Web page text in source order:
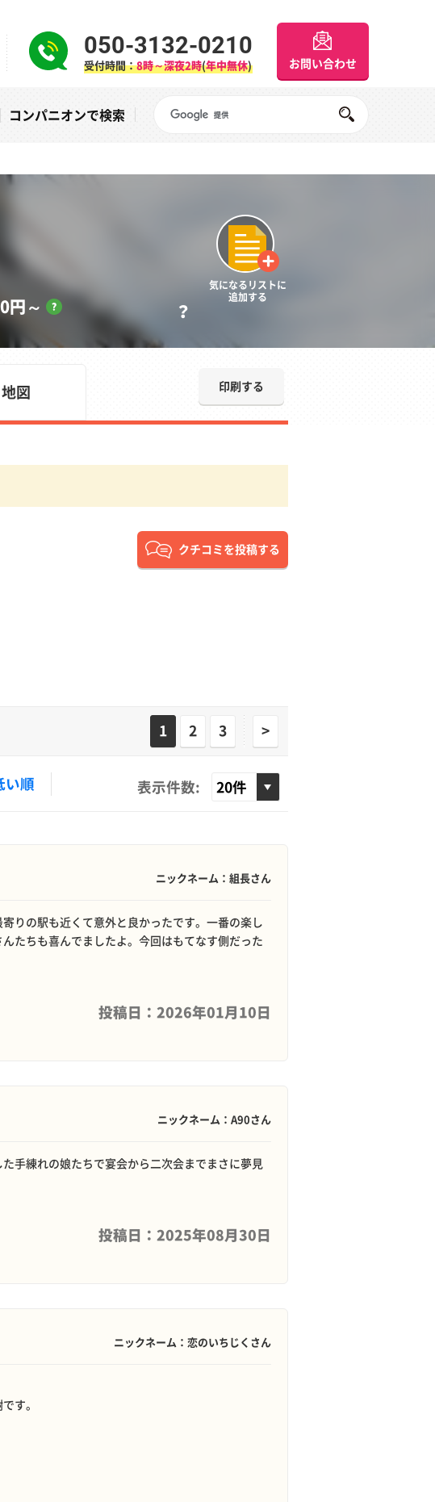
050-3132-0210
受付時間：8時～深夜2時(年中無休) お問い合わせ
コンパニオンで検索
円～ ？
気になるリストに
追加する
地図 印刷する
クチコミを投稿する
1 2 3 >
い順 表示件数:
ニックネーム：組長さん
りの駅も近くて意外と良かったです。一番の楽し
たちも喜んでましたよ。今回はもてなす側だった
投稿日：2026年01月10日
ニックネーム：A90さん
手練れの娘たちで宴会から二次会までまさに夢見
投稿日：2025年08月30日
ニックネーム：恋のいちじくさん
す。